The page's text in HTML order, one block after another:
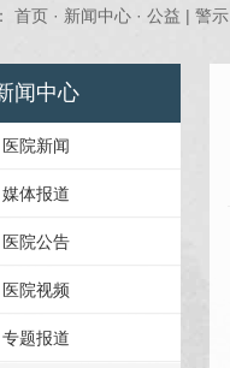
首页 · 新闻中心 · 公益 | 警示
闻中心
医院新闻
媒体报道
医院公告
医院视频
专题报道